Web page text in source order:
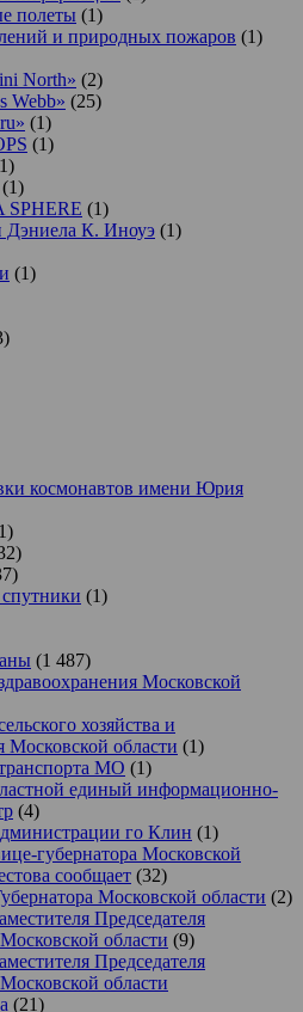
полеты (1)
и природных пожаров (1)
North» (2)
Webb» (25)
(1)
(1)
(1)
SPHERE (1)
Дэниела К. Иноуэ (1)
(1)
космонавтов имени Юрия
(1)
(1 487)
Московской
хозяйства и
Московской области (1)
МО (1)
единый информационно-
(4)
го Клин (1)
губернатора Московской
сообщает (32)
Московской области (2)
Председателя
области (9)
Председателя
области
(21)